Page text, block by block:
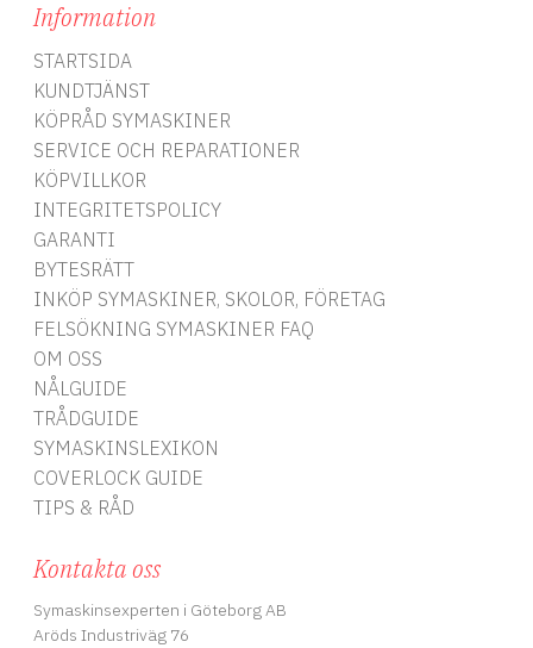
hoppstygn Färgmarkering: Gul
Storlek: 75-90 Sorterade
Användningstips: Använd alltid
en Stretch-nål för
högelastiska tyger. Denna nål
är särskilt effektiv på
stretchiga material som
kräver extra flexibilitet, som
till exempel badkläder och
trikå.
Information
STARTSIDA
KUNDTJÄNST
KÖPRÅD SYMASKINER
SERVICE OCH REPARATIONER
KÖPVILLKOR
INTEGRITETSPOLICY
GARANTI
BYTESRÄTT
INKÖP SYMASKINER, SKOLOR, FÖRETAG
FELSÖKNING SYMASKINER FAQ
OM OSS
NÅLGUIDE
TRÅDGUIDE
SYMASKINSLEXIKON
COVERLOCK GUIDE
TIPS & RÅD
Kontakta oss
Symaskinsexperten i Göteborg AB
Aröds Industriväg 76